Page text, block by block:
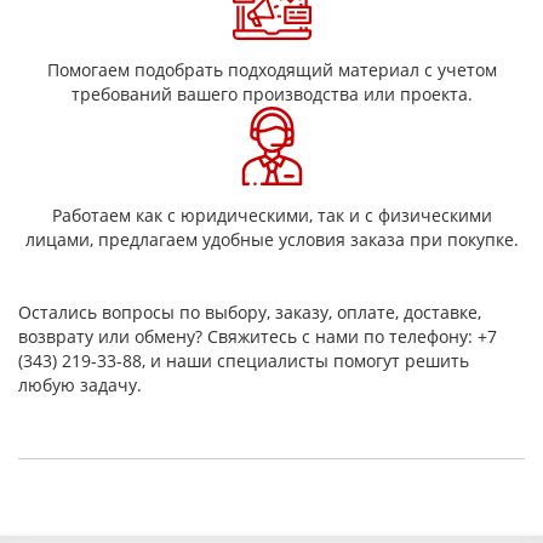
подтвержденными характеристиками.
Технические характеристики
асбестовой ткани
Где применяется
АТ-1
1,6
Изготовление
изделий
(прорезиненные
набивки, рукава,
прокладочные
1000 ± 100
АТ-3 2,5 1200 ± 150
Помогаем подобрать подходящий материал с учетом
требований вашего производства или проекта.
Работаем как с юридическими, так и с физическими
лицами, предлагаем удобные условия заказа при покупке.
Остались вопросы по выбору, заказу, оплате, доставке,
возврату или обмену? Свяжитесь с нами по телефону: +7
(343) 219-33-88, и наши специалисты помогут решить
любую задачу.